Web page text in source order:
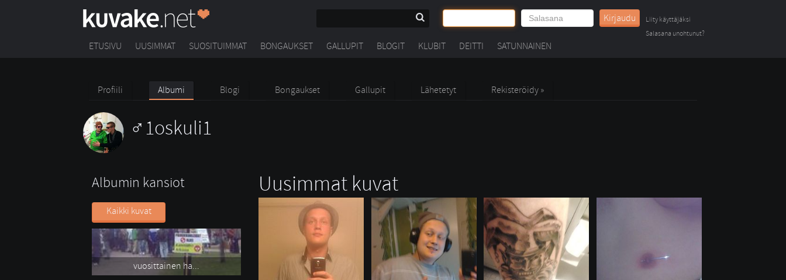
Kirjaudu
Liity käyttäjäksi
Salasana unohtunut?
ETUSIVU UUSIMMAT SUOSITUIMMAT BONGAUKSET GALLUPIT BLOGIT KLUBIT DEITTI SATUNNAINEN
Profiili Albumi Blogi Bongaukset Gallupit Lähetetyt Rekisteröidy »
1oskuli1
Albumin kansiot
Kaikki kuvat
vuosittainen ha...
Uusimmat kuvat